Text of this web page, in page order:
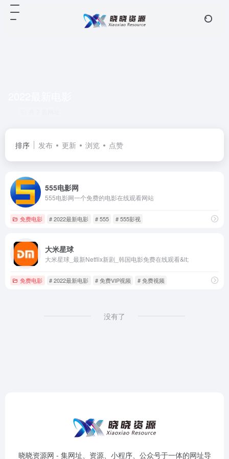
排序 发布 更新 浏览 点赞
555电影网
555电影网一个免费的电影在线观看网站
免费电影 # 2022最新电影 # 555 # 555影视
大米星球
大米星球_最新Netflix新剧_韩国电影免费在线观看&lt;
免费电影 # 2022最新电影 # 免费VIP视频 # 免费视频
没有了
晓晓资源网 - 集网址、资源、小程序、公众号于一体的网址导